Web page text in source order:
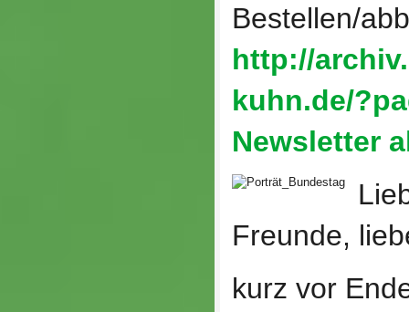
Bestellen/
http://
kuhn.de/
Newsletter
Freunde,
kurz vor